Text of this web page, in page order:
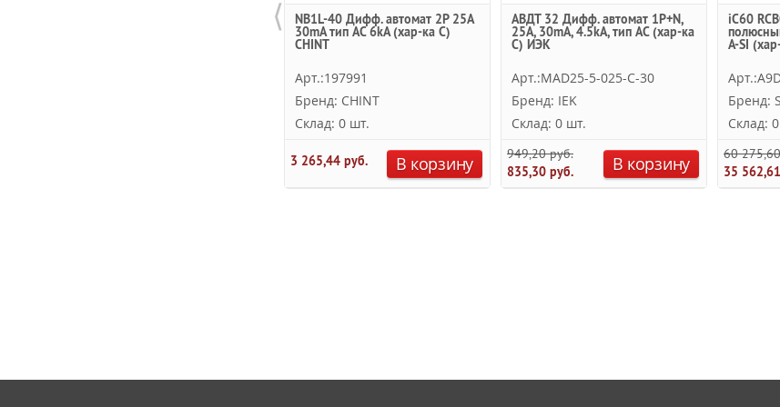
NB1L-40 Дифф. автомат 2P 25А
30mA тип AC 6kA (хар-ка C)
CHINT
Арт.:197991
Бренд: CHINT
Склад: 0 шт.
3 265,44 руб. В корзину
АВДТ 32 Дифф. автомат 1P+N,
25А, 30mA, 4.5kA, тип AC (хар-ка
С) ИЭК
Арт.:MAD25-5-025-C-30
Бренд: IEK
Склад: 0 шт.
949,20 руб.
835,30 руб.
В корзину
iC60
A-SI
Бренд:
Склад:
60
⟨